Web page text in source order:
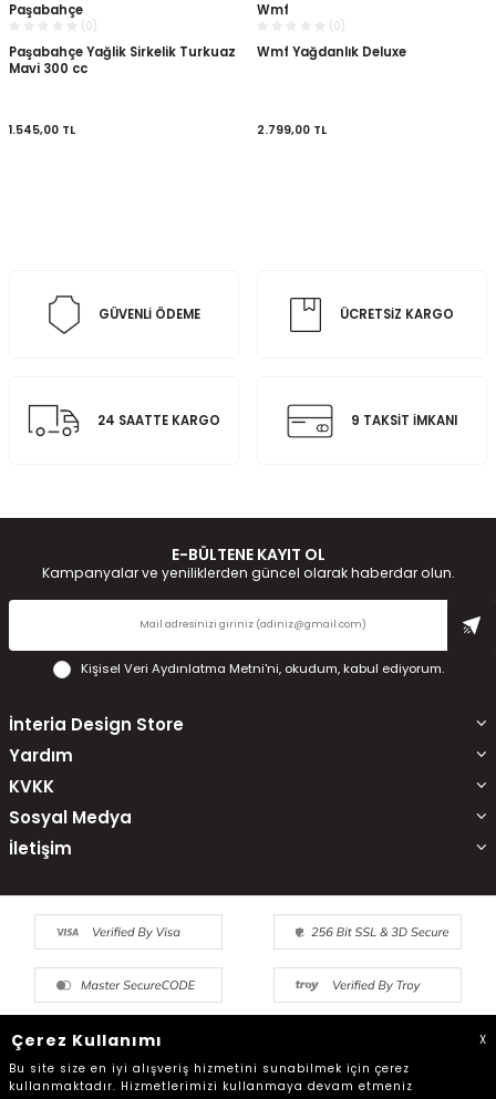
Paşabahçe
(0)
Paşabahçe Yağlik Sirkelik Turkuaz
Mavi 300 cc
1.545,00 TL
Wmf
(0)
Wmf Yağdanlık Deluxe
2.799,00 TL
GÜVENLİ ÖDEME ÜCRETSİZ KARGO
24 SAATTE KARGO 9 TAKSİT İMKANI
E-BÜLTENE KAYIT OL
Kampanyalar ve yeniliklerden güncel olarak haberdar olun.
Kişisel Veri Aydınlatma Metni'ni, okudum, kabul ediyorum.
İnteria Design Store
Yardım
KVKK
Sosyal Medya
İletişim
Çerez Kullanımı
X
Bu site size en iyi alışveriş hizmetini sunabilmek için çerez
kullanmaktadır. Hizmetlerimizi kullanmaya devam etmeniz